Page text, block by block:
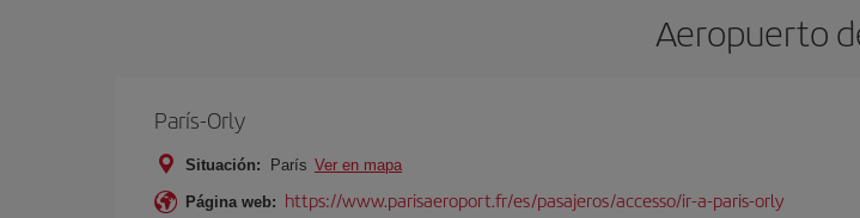
Aeropuerto
París-Orly
Situación: París Ver en mapa
Página web: https://www.parisaeroport.fr/es/pasajeros/accesso/ir-a-paris-orly